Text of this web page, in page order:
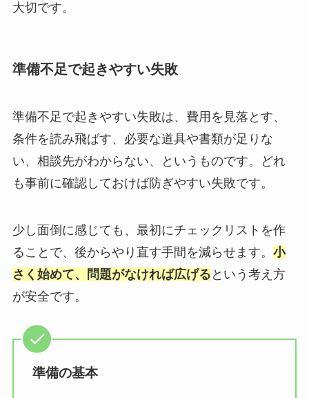
大切です。
準備不足で起きやすい失敗
準備不足で起きやすい失敗は、費用を見落とす、
条件を読み飛ばす、必要な道具や書類が足りな
い、相談先がわからない、というものです。どれ
も事前に確認しておけば防ぎやすい失敗です。
少し面倒に感じても、最初にチェックリストを作
ることで、後からやり直す手間を減らせます。 小
さく始めて、問題がなければ広げる という考え方
が安全です。
準備の基本